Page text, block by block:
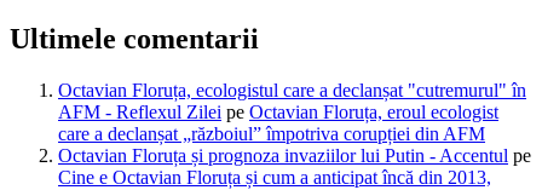
Ultimele comentarii
Octavian Floruța, ecologistul care a declanșat "cutremurul" în
AFM - Reflexul Zilei pe Octavian Floruța, eroul ecologist
care a declanșat „războiul” împotriva corupției din AFM
Octavian Floruța și prognoza invaziilor lui Putin - Accentul pe
Cine e Octavian Floruța și cum a anticipat încă din 2013,